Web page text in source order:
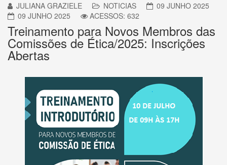
JULIANA GRAZIELE NOTICIAS
09 JUNHO 2025
09 JUNHO 2025
ACESSOS: 632
Treinamento para Novos Membros das
Comissões de Ética/2025: Inscrições
Abertas